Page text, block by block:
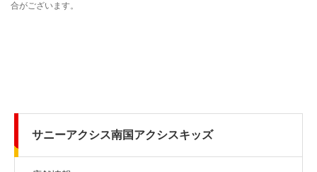
サニーアクシス南国アクシスキッズ